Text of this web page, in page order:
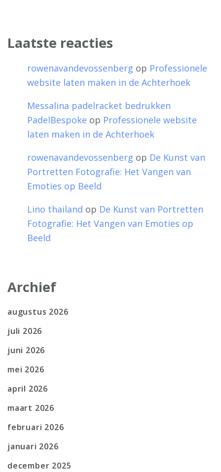
Laatste reacties
rowenavandevossenberg op Professionele
website laten maken in de Achterhoek
Messalina padelracket bedrukken
PadelBespoke op Professionele website
laten maken in de Achterhoek
rowenavandevossenberg op De Kunst van
Portretten Fotografie: Het Vangen van
Emoties op Beeld
Lino thailand op De Kunst van Portretten
Fotografie: Het Vangen van Emoties op
Beeld
Archief
augustus 2026
juli 2026
juni 2026
mei 2026
april 2026
maart 2026
februari 2026
januari 2026
december 2025